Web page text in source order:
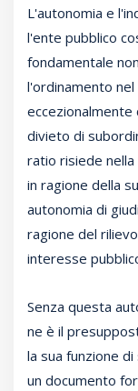
L'autonomia e
l'ente pubblico
fondamentale
l'ordinamento nel
divieto di
ratio risiede
in ragione della
autonomia di
ragione del
interesse
Senza questa
ne è il
la sua funzione
un documento